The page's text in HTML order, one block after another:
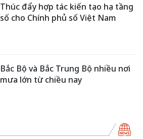
Thúc đẩy hợp tác kiến tạo hạ tầng
số cho Chính phủ số Việt Nam
Bắc Bộ và Bắc Trung Bộ nhiều nơi
mưa lớn từ chiều nay